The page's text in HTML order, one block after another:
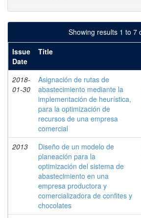
Showing results 1 to 7
Issue
Date
Title
2018-
01-30
Asignación de rutas de
abastecimiento mediante la
implementación de heurística,
para la optimización de
recursos de una empresa
comercial
2013
Diseño de un modelo de
planeación para la
optimización del sistema de
abastecimiento en una
empresa productora y
comercializadora de confites y
chocolates